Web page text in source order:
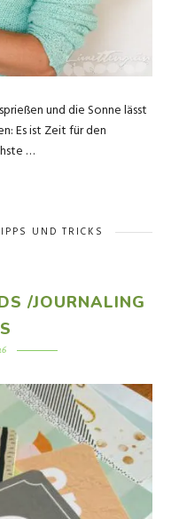
und die Sonne lässt
Es ist Zeit für den
…
UND TRICKS
/JOURNALING